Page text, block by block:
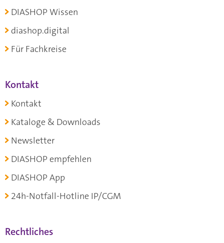
DIASHOP Wissen
diashop.digital
Für Fachkreise
Kontakt
Kontakt
Kataloge & Downloads
Newsletter
DIASHOP empfehlen
DIASHOP App
24h-Notfall-Hotline IP/CGM
Rechtliches